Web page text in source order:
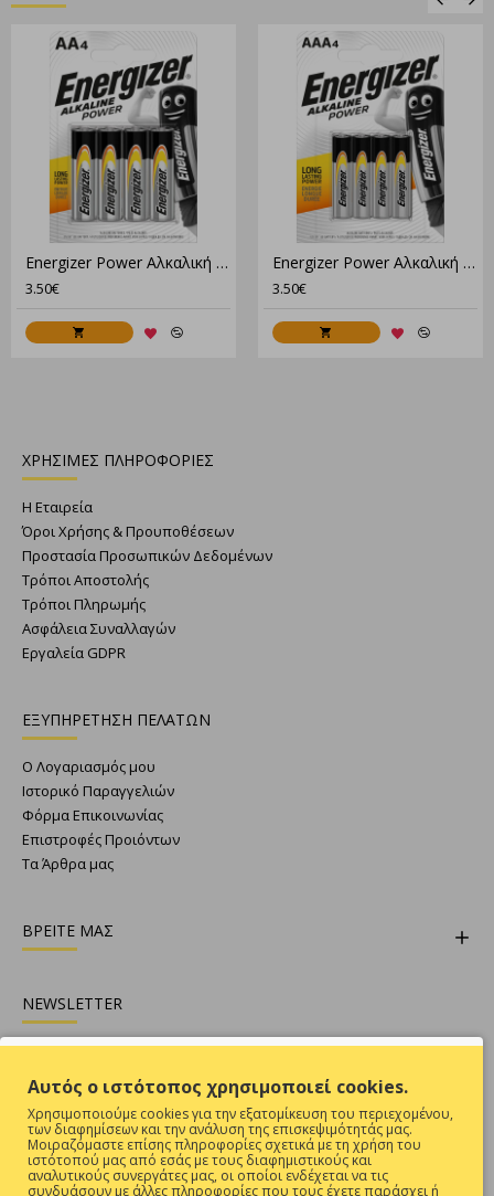
Energizer Power Αλκαλική AA (4τμχ)
3.50€
Energizer Power Αλκαλική AAA (4τμχ)
3.50€
ΧΡΗΣΙΜΕΣ ΠΛΗΡΟΦΟΡΙΕΣ
Η Εταιρεία
Όροι Χρήσης & Προυποθέσεων
Προστασία Προσωπικών Δεδομένων
Τρόποι Αποστολής
Τρόποι Πληρωμής
Ασφάλεια Συναλλαγών
Εργαλεία GDPR
ΕΞΥΠΗΡΕΤΗΣΗ ΠΕΛΑΤΩΝ
Ο Λογαριασμός μου
Ιστορικό Παραγγελιών
Φόρμα Επικοινωνίας
Επιστροφές Προιόντων
Τα Άρθρα μας
ΒΡΕΙΤΕ ΜΑΣ
NEWSLETTER
Θες να είσαι ενήμερος για όλες τις προσφορές ;
Εγγραφή
Συμπληρώστε την επαλήθευση captcha παρακάτω
Αυτός ο ιστότοπος χρησιμοποιεί cookies.
Χρησιμοποιούμε cookies για την εξατομίκευση του περιεχομένου,
των διαφημίσεων και την ανάλυση της επισκεψιμότητάς μας.
Μοιραζόμαστε επίσης πληροφορίες σχετικά με τη χρήση του
ιστότοπού μας από εσάς με τους διαφημιστικούς και
αναλυτικούς συνεργάτες μας, οι οποίοι ενδέχεται να τις
συνδυάσουν με άλλες πληροφορίες που τους έχετε παράσχει ή